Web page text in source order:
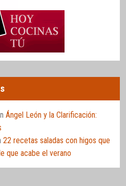
Ángel León y la Clarificación:
22 recetas saladas con higos que
que acabe el verano